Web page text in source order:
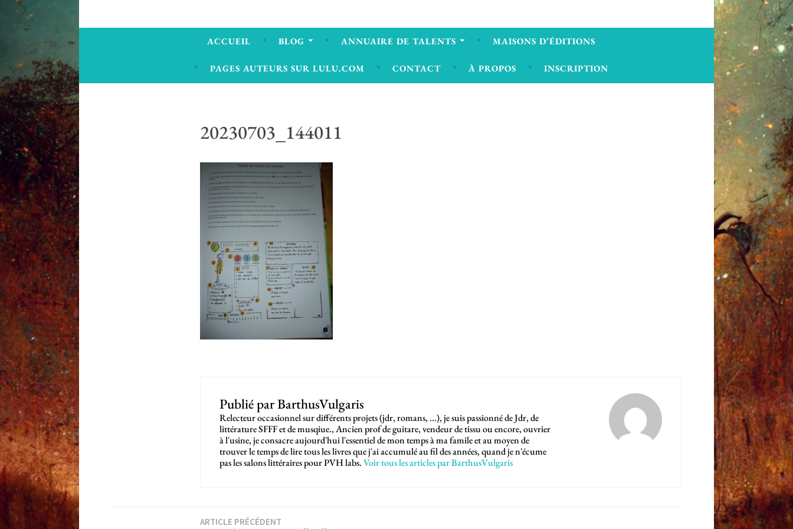
ACCUEIL BLOG ANNUAIRE DE TALENTS MAISONS D’ÉDITIONS
PAGES AUTEURS SUR LULU.COM CONTACT À PROPOS INSCRIPTION
20230703_144011
Publié parBarthusVulgaris
Relecteur occasionnel sur différents projets (jdr, romans, ...), je suis passionné de Jdr, de
littérature SFFF et de musqiue., Ancien prof de guitare, vendeur de tissu ou encore, ouvrier
à l'usine, je consacre aujourd'hui l'essentiel de mon temps à ma famile et au moyen de
trouver le temps de lire tous les livres que j'ai accumulé au fil des années, quand je n'écume
pas les salons littéraires pour PVH labs.Voir tous les articles par BarthusVulgaris
ARTICLE PRÉCÉDENT